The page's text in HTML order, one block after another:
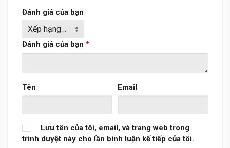
Đánh giá của bạn
Đánh giá của bạn *
Tên Email
Lưu tên của tôi, email, và trang web trong
trình duyệt này cho lần bình luận kế tiếp của tôi.